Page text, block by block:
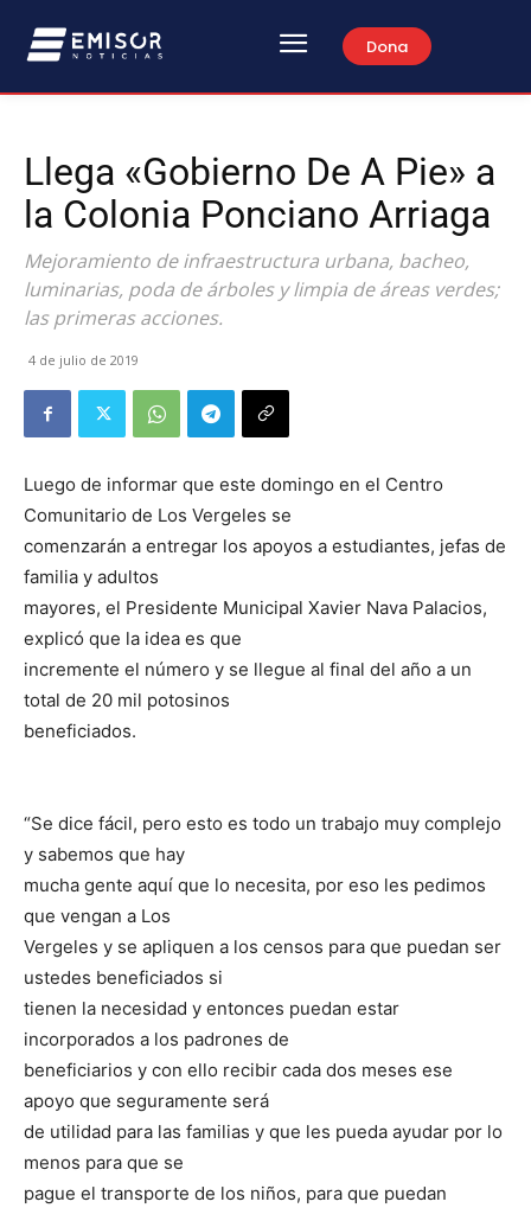
Dona
Llega «Gobierno De A Pie» a
la Colonia Ponciano Arriaga
Mejoramiento de infraestructura urbana, bacheo,
luminarias, poda de árboles y limpia de áreas verdes;
las primeras acciones.
4 de julio de 2019
Luego de informar que este domingo en el Centro
Comunitario de Los Vergeles se
comenzarán a entregar los apoyos a estudiantes, jefas de
familia y adultos
mayores, el Presidente Municipal Xavier Nava Palacios,
explicó que la idea es que
incremente el número y se llegue al final del año a un
total de 20 mil potosinos
beneficiados.
“Se dice fácil, pero esto es todo un trabajo muy complejo
y sabemos que hay
mucha gente aquí que lo necesita, por eso les pedimos
que vengan a Los
Vergeles y se apliquen a los censos para que puedan ser
ustedes beneficiados si
tienen la necesidad y entonces puedan estar
incorporados a los padrones de
beneficiarios y con ello recibir cada dos meses ese
apoyo que seguramente será
de utilidad para las familias y que les pueda ayudar por lo
menos para que se
pague el transporte de los niños, para que puedan